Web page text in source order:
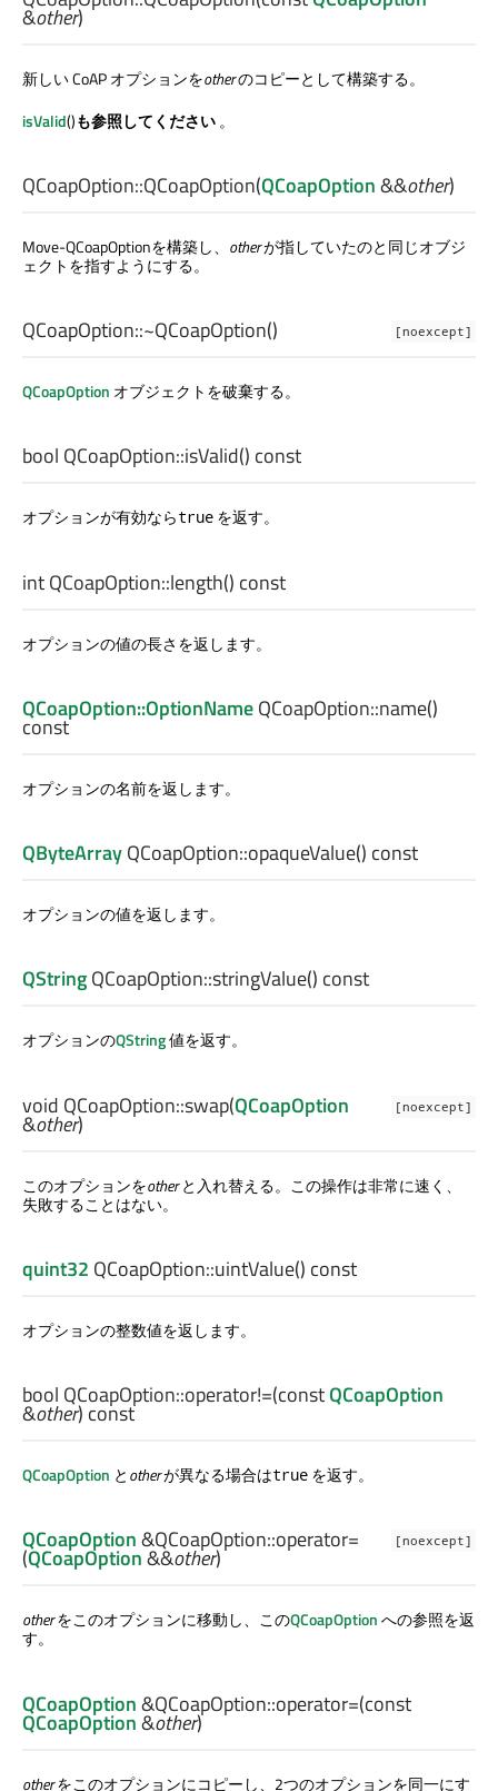
&other)
新しい CoAP オプションをotherのコピーとして構築する。
isValid()も参照してください。
QCoapOption::QCoapOption(QCoapOption&&other)
Move-QCoapOptionを構築し、 otherが指していたのと同じオブジ
ェクトを指すようにする。
[noexcept]
QCoapOption::~QCoapOption()
QCoapOption オブジェクトを破棄する。
bool QCoapOption::isValid() const
オプションが有効ならtrue を返す。
intQCoapOption::length() const
オプションの値の長さを返します。
QCoapOption::OptionNameQCoapOption::name()
const
オプションの名前を返します。
QByteArrayQCoapOption::opaqueValue() const
オプションの値を返します。
QStringQCoapOption::stringValue() const
オプションのQString値を返す。
[noexcept]
void QCoapOption::swap(QCoapOption
&other)
このオプションをotherと入れ替える。この操作は非常に速く、
失敗することはない。
quint32 QCoapOption::uintValue() const
オプションの整数値を返します。
bool QCoapOption::operator!=(constQCoapOption
&other) const
QCoapOption とotherが異なる場合はtrue を返す。
[noexcept]
QCoapOption&QCoapOption::operator=
(QCoapOption&&other)
otherをこのオプションに移動し、このQCoapOptionへの参照を返
す。
QCoapOption&QCoapOption::operator=(const
QCoapOption&other)
otherをこのオプションにコピーし、2つのオプションを同一にす